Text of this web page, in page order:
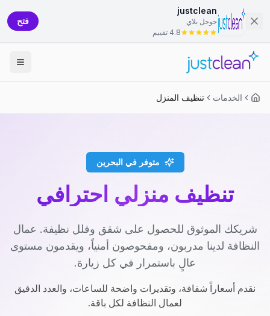
justclean
جوجل بلاي
4.8 تقييم
فتح
الخدمات تنظيف المنزل
متوفر في البحرين
تنظيف منزلي احترافي
شريكك الموثوق للحصول على شقق وفلل نظيفة. عمال
النظافة لدينا مدربون، ومفحوصون أمنياً، ويقدمون مستوى
عالٍ باستمرار في كل زيارة.
نقدم أسعاراً شفافة، وتقديرات واضحة للساعات، والعدد الدقيق
لعمال النظافة لكل باقة.